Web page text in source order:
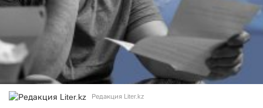
Редакция Liter.kz